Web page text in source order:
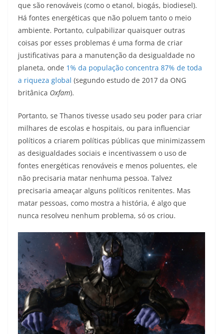
que são renováveis (como o etanol, biogás, biodiesel).
Há fontes energéticas que não poluem tanto o meio
ambiente. Portanto, culpabilizar quaisquer outras
coisas por esses problemas é uma forma de criar
justificativas para a manutenção da desigualdade no
planeta, onde 1% da população concentra 87% de toda
a riqueza global (segundo estudo de 2017 da ONG
britânica Oxfam).
Portanto, se Thanos tivesse usado seu poder para criar
milhares de escolas e hospitais, ou para influenciar
políticos a criarem políticas públicas que minimizassem
as desigualdades sociais e incentivassem o uso de
fontes energéticas renováveis e menos poluentes, ele
não precisaria matar nenhuma pessoa. Talvez
precisaria ameaçar alguns políticos renitentes. Mas
matar pessoas, como mostra a história, é algo que
nunca resolveu nenhum problema, só os criou.